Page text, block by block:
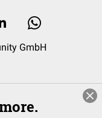
GmbH